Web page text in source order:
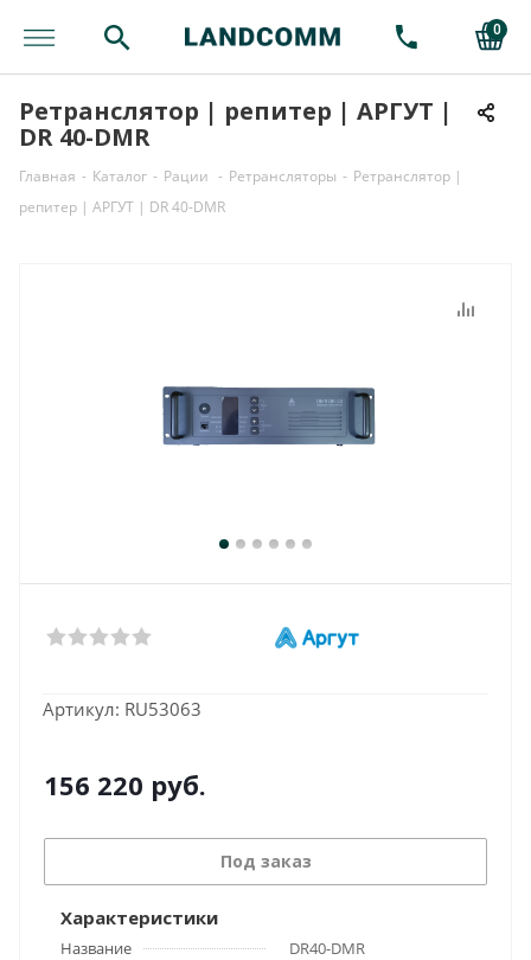
0
Ретранслятор | репитер | АРГУТ |
DR 40-DMR
Главная - Каталог - Рации - Ретрансляторы - Ретранслятор |
репитер | АРГУТ | DR 40-DMR
Артикул: RU53063
156 220 руб.
Под заказ
Характеристики
Название
DR40-DMR